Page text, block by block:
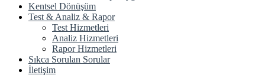
Kentsel Dönüşüm
Test & Analiz & Rapor
Test Hizmetleri
Analiz Hizmetleri
Rapor Hizmetleri
Sıkca Sorulan Sorular
İletişim